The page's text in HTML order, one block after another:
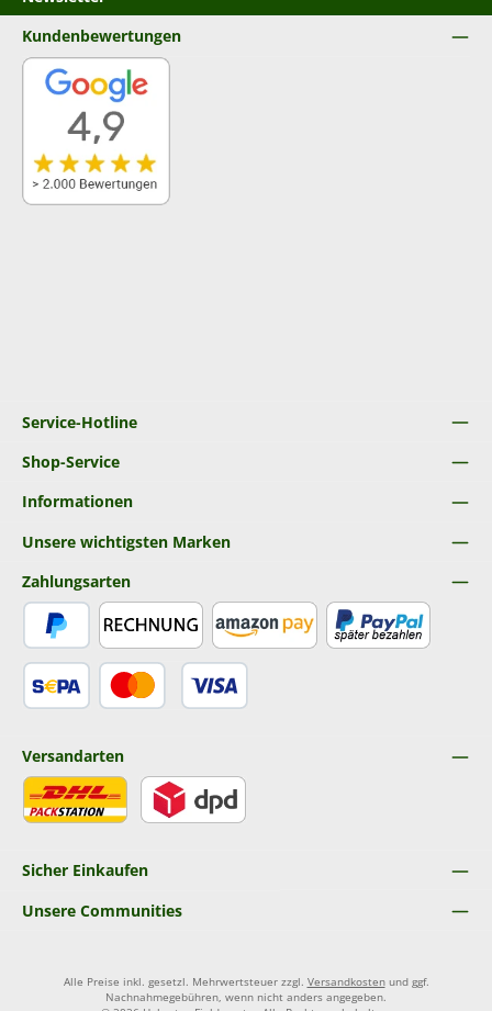
Service-Hotline
Shop-Service
Informationen
Unsere wichtigsten Marken
Sicher Einkaufen
Kundenbewertungen
Unsere Communities
Zahlungsarten
Versandarten
Alle Preise inkl. gesetzl. Mehrwertsteuer zzgl. Versandkostenund ggf.
Nachnahmegebühren, wenn nicht anders angegeben.